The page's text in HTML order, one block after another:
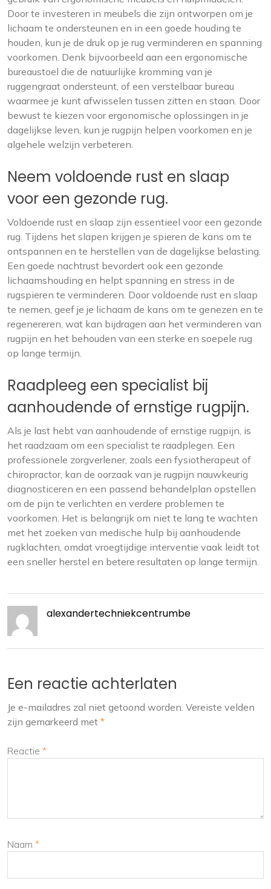
Door te investeren in meubels die zijn ontworpen om je
lichaam te ondersteunen en in een goede houding te
houden, kun je de druk op je rug verminderen en spanning
voorkomen. Denk bijvoorbeeld aan een ergonomische
bureaustoel die de natuurlijke kromming van je
ruggengraat ondersteunt, of een verstelbaar bureau
waarmee je kunt afwisselen tussen zitten en staan. Door
bewust te kiezen voor ergonomische oplossingen in je
dagelijkse leven, kun je rugpijn helpen voorkomen en je
algehele welzijn verbeteren.
Neem voldoende rust en slaap
voor een gezonde rug.
Voldoende rust en slaap zijn essentieel voor een gezonde
rug. Tijdens het slapen krijgen je spieren de kans om te
ontspannen en te herstellen van de dagelijkse belasting.
Een goede nachtrust bevordert ook een gezonde
lichaamshouding en helpt spanning en stress in de
rugspieren te verminderen. Door voldoende rust en slaap
te nemen, geef je je lichaam de kans om te genezen en te
regenereren, wat kan bijdragen aan het verminderen van
rugpijn en het behouden van een sterke en soepele rug
op lange termijn.
Raadpleeg een specialist bij
aanhoudende of ernstige rugpijn.
Als je last hebt van aanhoudende of ernstige rugpijn, is
het raadzaam om een specialist te raadplegen. Een
professionele zorgverlener, zoals een fysiotherapeut of
chiropractor, kan de oorzaak van je rugpijn nauwkeurig
diagnosticeren en een passend behandelplan opstellen
om de pijn te verlichten en verdere problemen te
voorkomen. Het is belangrijk om niet te lang te wachten
met het zoeken van medische hulp bij aanhoudende
rugklachten, omdat vroegtijdige interventie vaak leidt tot
een sneller herstel en betere resultaten op lange termijn.
alexandertechniekcentrumbe
Een reactie achterlaten
Je e-mailadres zal niet getoond worden. Vereiste velden
zijn gemarkeerd met *
Reactie *
Naam *